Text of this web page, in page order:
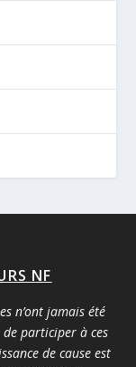
NF
n’ont jamais été
participer à ces
de cause est